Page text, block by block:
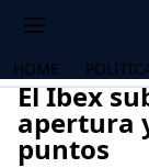
HOME
El Ibex
apertura
puntos